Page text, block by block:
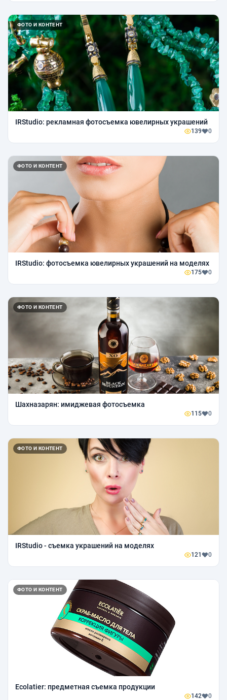
ФОТО И КОНТЕНТ
IRStudio: рекламная фотосъемка ювелирных украшений
139 0
ФОТО И КОНТЕНТ
IRStudio: фотосъемка ювелирных украшений на моделях
175 0
ФОТО И КОНТЕНТ
Шахназарян: имиджевая фотосъемка
115 0
ФОТО И КОНТЕНТ
IRStudio - съемка украшений на моделях
121 0
ФОТО И КОНТЕНТ
Ecolatier: предметная съемка продукции
142 0